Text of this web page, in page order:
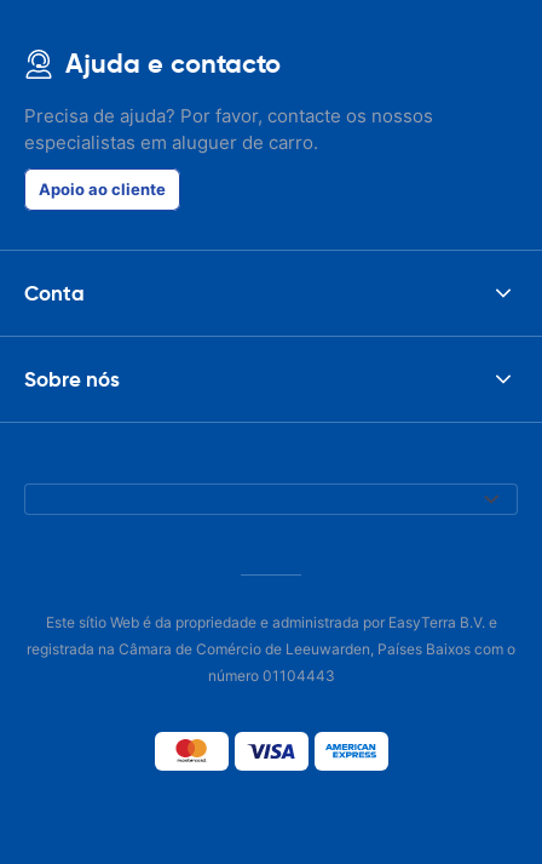
Ajuda e contacto
Precisa de ajuda? Por favor, contacte os nossos
especialistas em aluguer de carro.
Apoio ao cliente
Conta
Sobre nós
Este sítio Web é da propriedade e administrada por EasyTerra B.V. e
registrada na Câmara de Comércio de Leeuwarden, Países Baixos com o
número 01104443